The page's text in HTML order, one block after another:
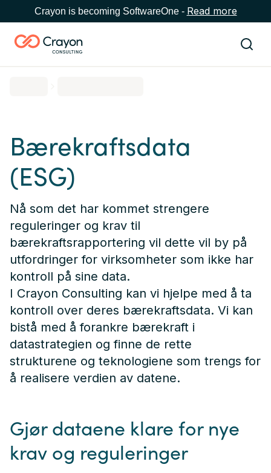
Crayon is becoming SoftwareOne - Read more
Bærekraftsdata
(ESG)
Nå som det har kommet strengere
reguleringer og krav til
bærekraftsrapportering vil dette vil by på
utfordringer for virksomheter som ikke har
kontroll på sine data.
I Crayon Consulting kan vi hjelpe med å ta
kontroll over deres bærekraftsdata. Vi kan
bistå med å forankre bærekraft i
datastrategien og finne de rette
strukturene og teknologiene som trengs for
å realisere verdien av datene.
Gjør dataene klare for nye
krav og reguleringer